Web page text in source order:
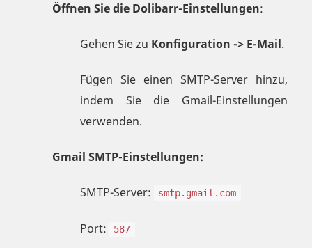
Öffnen Sie die Dolibarr-Einstellungen:
Gehen Sie zu Konfiguration -> E-Mail.
Fügen Sie einen SMTP-Server hinzu,
indem Sie die Gmail-Einstellungen
verwenden.
Gmail SMTP-Einstellungen:
SMTP-Server: smtp.gmail.com
Port: 587